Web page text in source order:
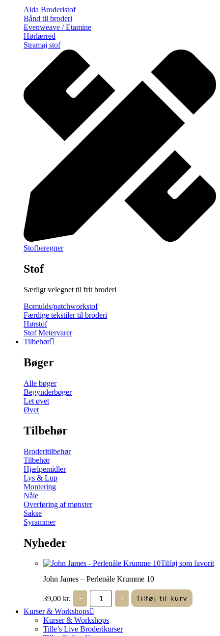
Aida Broderistof
Bånd til broderi
Evenweave / Etamine
Hørlærred
Stramaj stof
Stofberegner
Stof
Særligt velegnet til frit broderi
Bomulds/patchworkstof
Færdige tekstiler til broderi
Hørstof
Stof Metervarer
Tilbehør
Bøger
Alle bøger
Begynderbøger
Let øvet
Øvet
Tilbehør
Broderitilbehør
Tilbehør
Hjælpemidler
Lys & Lup
Montering
Nåle
Overføring af mønster
Sakse
Syrammer
Nyheder
Tilføj som favorit
John James – Perlenåle Krumme 10
39,00 kr. -
John
James
-
Perlenåle
Krumme
10
+ Tilføj til kurv
Kurser & Workshops
Kurser & Workshops
Tille’s Live Broderikurser